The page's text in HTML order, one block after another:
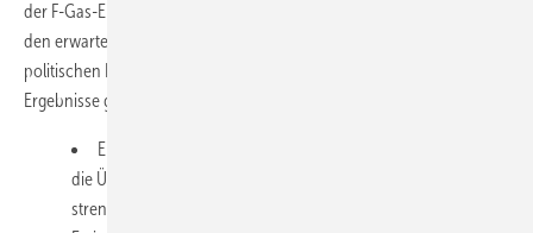
der F-Gas-Emissionen in der Europäischen Union zu ermitteln. Von
den erwarteten Ergebnissen der Überprüfung werden auch die
politischen Entscheidungen abhängen, die auf der Grundlage dieser
Ergebnisse getroffen werden. Möglichen Folgen könnten jedoch sein:
Eine Verschärfung der bestehenden F-Gas-Quoten: Wenn
die Überprüfung ergibt, dass die derzeitigen Quoten nicht
streng genug sind, um die erforderlichen